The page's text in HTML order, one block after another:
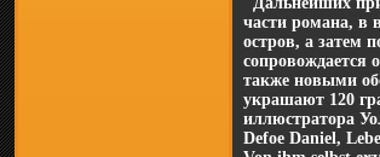
части романа, в
остров, а затем
сопровождается
также новыми
украшают 120
иллюстратора
Defoe Daniel,